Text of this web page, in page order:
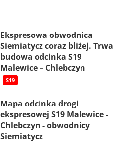
Ekspresowa obwodnica
Siemiatycz coraz bliżej. Trwa
budowa odcinka S19
Malewice – Chlebczyn
S19
Mapa odcinka drogi
ekspresowej S19 Malewice -
Chlebczyn - obwodnicy
Siemiatycz